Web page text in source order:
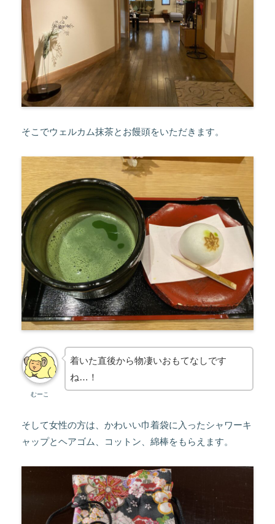
そこでウェルカム抹茶とお饅頭をいただきます。
むーこ
着いた直後から物凄いおもてなしです
ね…！
そして女性の方は、かわいい巾着袋に入ったシャワーキ
ャップとヘアゴム、コットン、綿棒をもらえます。